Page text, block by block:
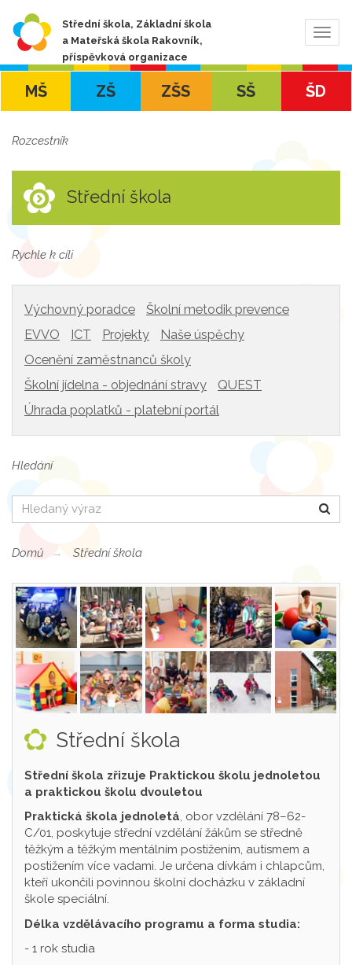
Střední škola, Základní škola
a Mateřská škola Rakovník,
příspěvková organizace
MŠ ZŠ ZŠS SŠ ŠD
Rozcestník
Střední škola
Rychle k cíli
Výchovný poradce
Školní metodik prevence
EVVO
ICT Projekty
Naše úspěchy
Ocenění zaměstnanců školy
Školní jídelna - objednání stravy
QUEST
Úhrada poplatků - platební portál
Hledání
Hledat
Domů Střední škola
Střední škola
Střední škola zřizuje Praktickou školu jednoletou
a praktickou školu dvouletou
Praktická škola jednoletá, obor vzdělání 78–62-
C/01, poskytuje střední vzdělání žákům se středně
těžkým a těžkým mentálním postižením, autismem a
postižením více vadami. Je určena dívkám i chlapcům,
kteří ukončili povinnou školní docházku v základní
škole speciální.
Délka vzdělávacího programu a forma studia:
- 1 rok studia